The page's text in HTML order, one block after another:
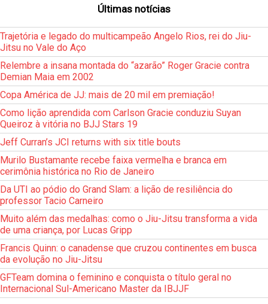
Últimas notícias
Trajetória e legado do multicampeão Angelo Rios, rei do Jiu-
Jitsu no Vale do Aço
Relembre a insana montada do “azarão” Roger Gracie contra
Demian Maia em 2002
Copa América de JJ: mais de 20 mil em premiação!
Como lição aprendida com Carlson Gracie conduziu Suyan
Queiroz à vitória no BJJ Stars 19
Jeff Curran’s JCI returns with six title bouts
Murilo Bustamante recebe faixa vermelha e branca em
cerimônia histórica no Rio de Janeiro
Da UTI ao pódio do Grand Slam: a lição de resiliência do
professor Tacio Carneiro
Muito além das medalhas: como o Jiu-Jitsu transforma a vida
de uma criança, por Lucas Gripp
Francis Quinn: o canadense que cruzou continentes em busca
da evolução no Jiu-Jitsu
GFTeam domina o feminino e conquista o título geral no
Internacional Sul-Americano Master da IBJJF